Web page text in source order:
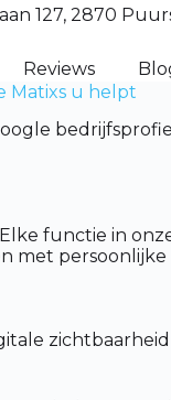
127, 2870
Reviews
Matixs u helpt
functie in
met